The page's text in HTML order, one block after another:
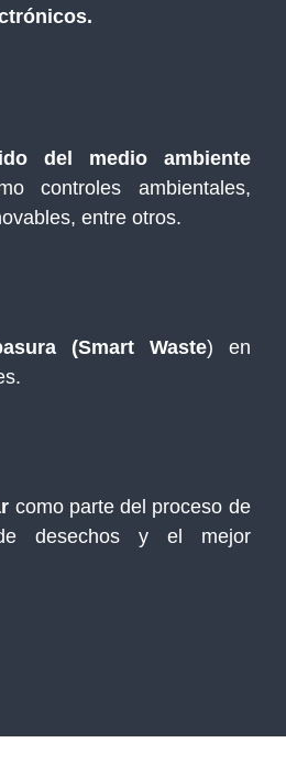
del medio ambiente
controles ambientales,
entre otros.
(Smart Waste) en
como parte del proceso de
desechos y el mejor